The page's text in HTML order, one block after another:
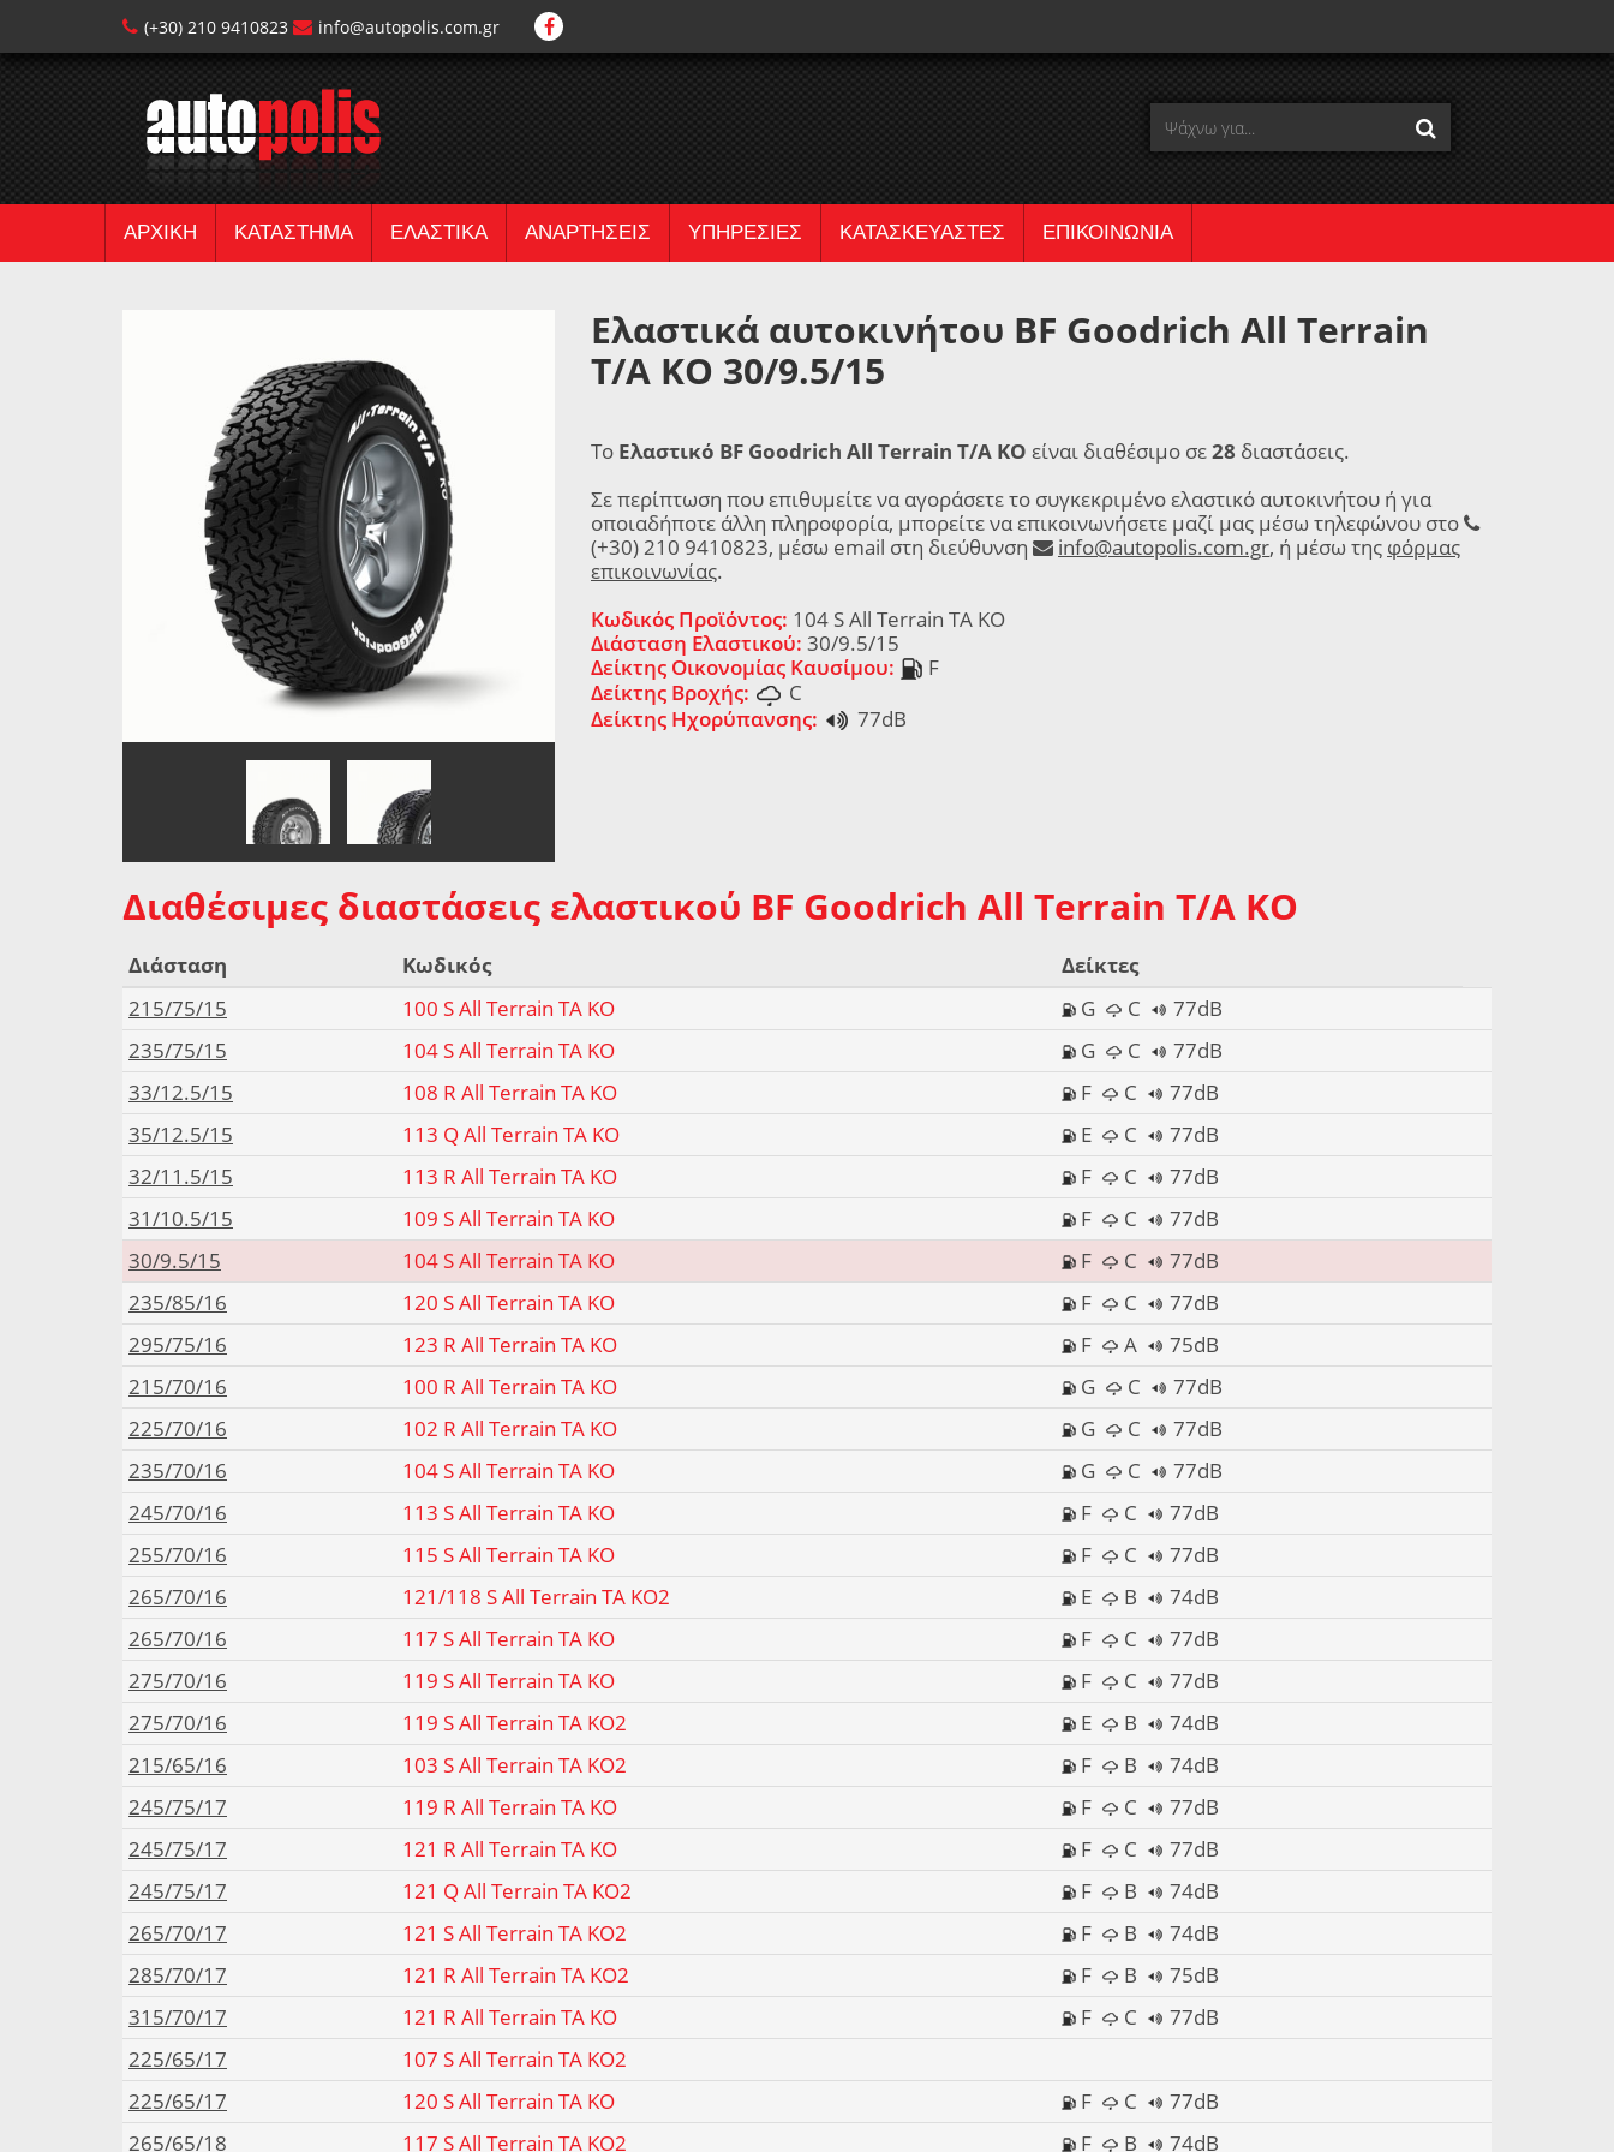
(+30) 210 9410823 info@autopolis.com.gr
ΑΡΧΙΚΗ ΚΑΤΑΣΤΗΜΑ ΕΛΑΣΤΙΚΑ ΑΝΑΡΤΗΣΕΙΣ ΥΠΗΡΕΣΙΕΣ ΚΑΤΑΣΚΕΥΑΣΤΕΣ ΕΠΙΚΟΙΝΩΝΙΑ
Ελαστικά αυτοκινήτου BF Goodrich All Terrain
T/A KO 30/9.5/15
Το Ελαστικό BF Goodrich All Terrain T/A KO είναι διαθέσιμο σε28 διαστάσεις.
Σε περίπτωση που επιθυμείτε να αγοράσετε το συγκεκριμένο ελαστικό αυτοκινήτου ή για
οποιαδήποτε άλλη πληροφορία, μπορείτε να επικοινωνήσετε μαζί μας μέσω τηλεφώνου στο
(+30) 210 9410823, μέσω email στη διεύθυνση
info@autopolis.com.gr, ή μέσω της φόρμας
επικοινωνίας.
Κωδικός Προϊόντος: 104 S All Terrain TA KO
Διάσταση Ελαστικού: 30/9.5/15
Δείκτης Οικονομίας Καυσίμου:
F
Δείκτης Βροχής:
C
Δείκτης Ηχορύπανσης:
77dB
Διαθέσιμες διαστάσεις ελαστικού BF Goodrich All Terrain T/A KO
Διάσταση Κωδικός
Δείκτες
215/75/15
100 S All Terrain TA KO G C
77dB
235/75/15
104 S All Terrain TA KO G C
77dB
33/12.5/15
108 R All Terrain TA KO F C
77dB
35/12.5/15
113 Q All Terrain TA KO E C
77dB
32/11.5/15
113 R All Terrain TA KO F C
77dB
31/10.5/15
109 S All Terrain TA KO F C
77dB
30/9.5/15
104 S All Terrain TA KO F C
77dB
235/85/16
120 S All Terrain TA KO F C
77dB
295/75/16
123 R All Terrain TA KO F A
75dB
215/70/16
100 R All Terrain TA KO G C
77dB
225/70/16
102 R All Terrain TA KO G C
77dB
235/70/16
104 S All Terrain TA KO G C
77dB
245/70/16
113 S All Terrain TA KO F C
77dB
255/70/16
115 S All Terrain TA KO F C
77dB
265/70/16
121/118 S All Terrain TA KO2 E B
74dB
265/70/16
117 S All Terrain TA KO F C
77dB
275/70/16
119 S All Terrain TA KO F C
77dB
275/70/16
119 S All Terrain TA KO2 E B
74dB
215/65/16
103 S All Terrain TA KO2 F B
74dB
245/75/17
119 R All Terrain TA KO F C
77dB
245/75/17
121 R All Terrain TA KO F C
77dB
245/75/17
121 Q All Terrain TA KO2 F B
74dB
265/70/17
121 S All Terrain TA KO2 F B
74dB
285/70/17
121 R All Terrain TA KO2 F B
75dB
315/70/17
121 R All Terrain TA KO F C
77dB
225/65/17
107 S All Terrain TA KO2
225/65/17
120 S All Terrain TA KO F C
77dB
265/65/18
117 S All Terrain TA KO2 F B 74dB